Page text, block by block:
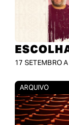
17 SETEMBRO
ARQUIVO